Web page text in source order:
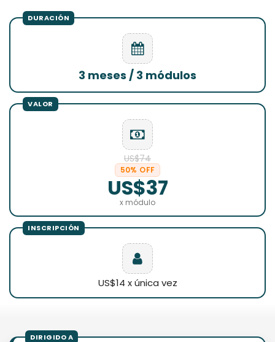
3 meses / 3 módulos
US$74
50% OFF
US$37
x módulo
US$14 x única vez